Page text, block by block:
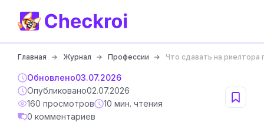
Главная Журнал Профессии Что сдавать на риелтора
Обновлено03.07.2026
Опубликовано02.07.2026
160 просмотров
10 мин. чтения
0 комментариев